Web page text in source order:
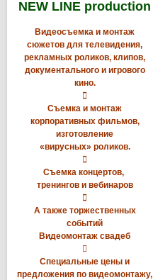
NEW LINE production
Видеосъемка и монтаж
сюжетов для телевидения,
рекламных роликов, клипов,
документального и игрового
кино.

Съемка и монтаж
корпоративных фильмов,
изготовление
«вирусных» роликов.

Съемка концертов,
тренингов и вебинаров

А также торжественных
событий
Видеомонтаж свадеб

Специальные цены и
предложения по видеомонтажу,